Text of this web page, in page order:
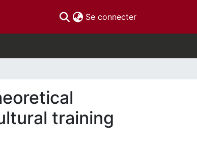
Se connecter(current)
training